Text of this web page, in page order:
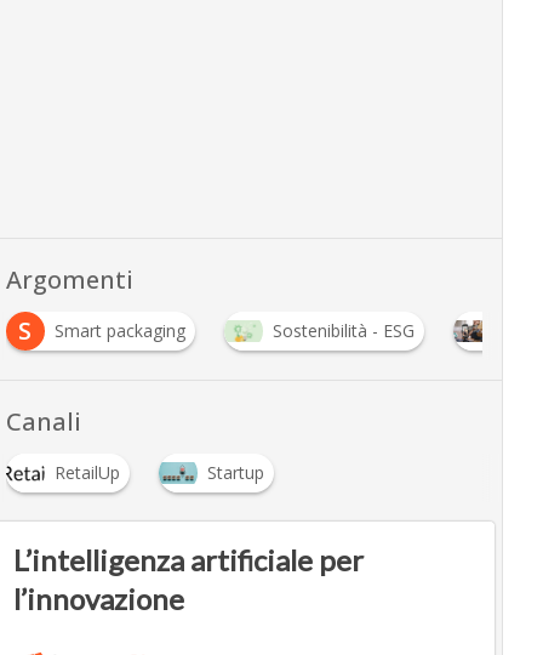
Argomenti
S Smart packaging Sostenibilità - ESG
Canali
RetailUp Startup
L’intelligenza artificiale per
l’innovazione